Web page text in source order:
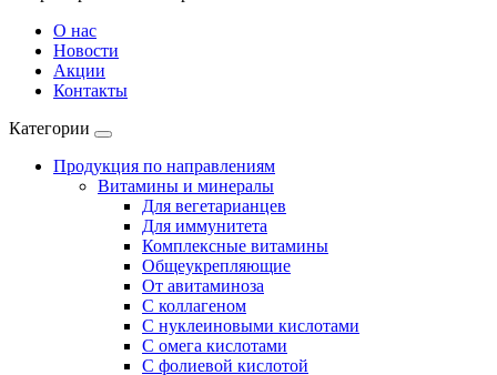
О нас
Новости
Акции
Контакты
Категории
Продукция по направлениям
Витамины и минералы
Для вегетарианцев
Для иммунитета
Комплексные витамины
Общеукрепляющие
От авитаминоза
С коллагеном
С нуклеиновыми кислотами
С омега кислотами
С фолиевой кислотой